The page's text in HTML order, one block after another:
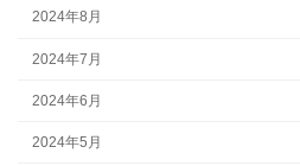
2024年8月
2024年7月
2024年6月
2024年5月